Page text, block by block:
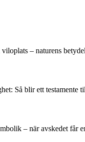
viloplats – naturens
Så blir ett testamente
– när avskedet får